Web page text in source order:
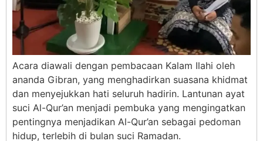
Acara diawali dengan pembacaan Kalam Ilahi oleh
ananda Gibran, yang menghadirkan suasana khidmat
dan menyejukkan hati seluruh hadirin. Lantunan ayat
suci Al-Qur’an menjadi pembuka yang mengingatkan
pentingnya menjadikan Al-Qur’an sebagai pedoman
hidup, terlebih di bulan suci Ramadan.